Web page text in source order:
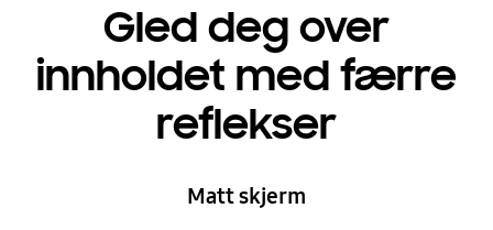
Gled deg over
innholdet med færre
reflekser
Matt skjerm